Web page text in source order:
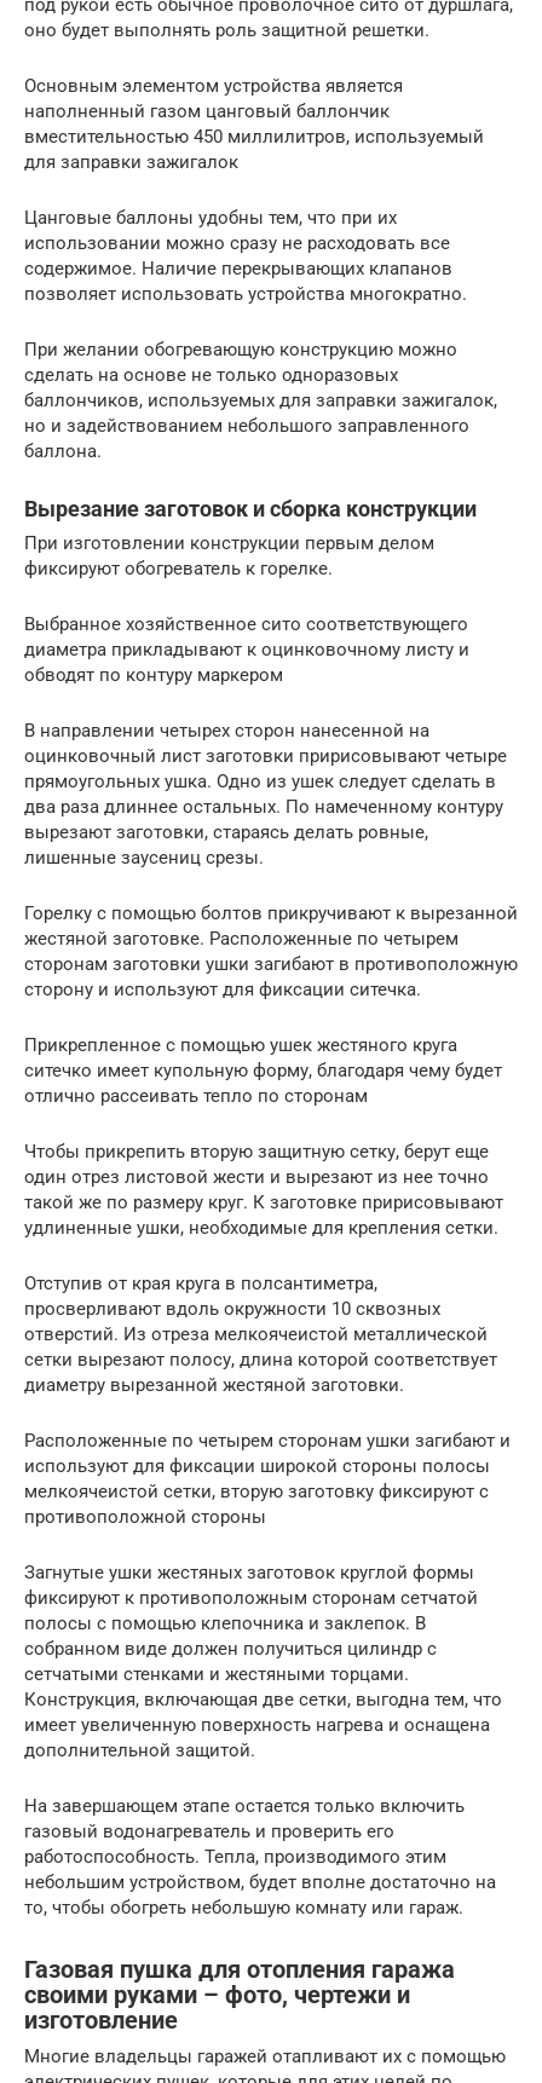
под рукой есть обычное проволочное сито от дуршлага,
оно будет выполнять роль защитной решетки.
Основным элементом устройства является
наполненный газом цанговый баллончик
вместительностью 450 миллилитров, используемый
для заправки зажигалок
Цанговые баллоны удобны тем, что при их
использовании можно сразу не расходовать все
содержимое. Наличие перекрывающих клапанов
позволяет использовать устройства многократно.
При желании обогревающую конструкцию можно
сделать на основе не только одноразовых
баллончиков, используемых для заправки зажигалок,
но и задействованием небольшого заправленного
баллона.
Вырезание заготовок и сборка конструкции
При изготовлении конструкции первым делом
фиксируют обогреватель к горелке.
Выбранное хозяйственное сито соответствующего
диаметра прикладывают к оцинковочному листу и
обводят по контуру маркером
В направлении четырех сторон нанесенной на
оцинковочный лист заготовки пририсовывают четыре
прямоугольных ушка. Одно из ушек следует сделать в
два раза длиннее остальных. По намеченному контуру
вырезают заготовки, стараясь делать ровные,
лишенные заусениц срезы.
Горелку с помощью болтов прикручивают к вырезанной
жестяной заготовке. Расположенные по четырем
сторонам заготовки ушки загибают в противоположную
сторону и используют для фиксации ситечка.
Прикрепленное с помощью ушек жестяного круга
ситечко имеет купольную форму, благодаря чему будет
отлично рассеивать тепло по сторонам
Чтобы прикрепить вторую защитную сетку, берут еще
один отрез листовой жести и вырезают из нее точно
такой же по размеру круг. К заготовке пририсовывают
удлиненные ушки, необходимые для крепления сетки.
Отступив от края круга в полсантиметра,
просверливают вдоль окружности 10 сквозных
отверстий. Из отреза мелкоячеистой металлической
сетки вырезают полосу, длина которой соответствует
диаметру вырезанной жестяной заготовки.
Расположенные по четырем сторонам ушки загибают и
используют для фиксации широкой стороны полосы
мелкоячеистой сетки, вторую заготовку фиксируют с
противоположной стороны
Загнутые ушки жестяных заготовок круглой формы
фиксируют к противоположным сторонам сетчатой
полосы с помощью клепочника и заклепок. В
собранном виде должен получиться цилиндр с
сетчатыми стенками и жестяными торцами.
Конструкция, включающая две сетки, выгодна тем, что
имеет увеличенную поверхность нагрева и оснащена
дополнительной защитой.
На завершающем этапе остается только включить
газовый водонагреватель и проверить его
работоспособность. Тепла, производимого этим
небольшим устройством, будет вполне достаточно на
то, чтобы обогреть небольшую комнату или гараж.
Газовая пушка для отопления гаража
своими руками – фото, чертежи и
изготовление
Многие владельцы гаражей отапливают их с помощью